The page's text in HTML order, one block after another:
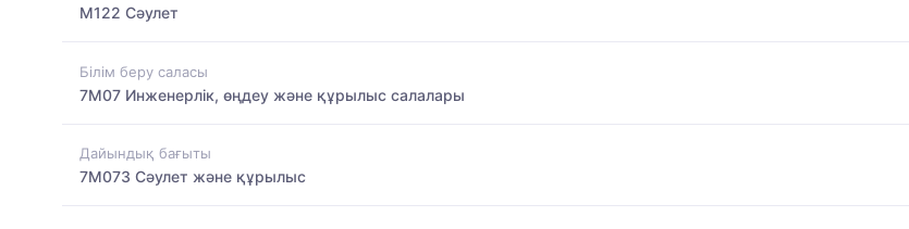
M122 Сәулет
Білім беру саласы
7M07 Инженерлік, өңдеу және құрылыс салалары
Дайындық бағыты
7M073 Сәулет және құрылыс